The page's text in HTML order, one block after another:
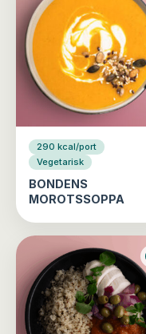
290 kcal/port
Vegetarisk
BONDENS
MOROTSSOPPA